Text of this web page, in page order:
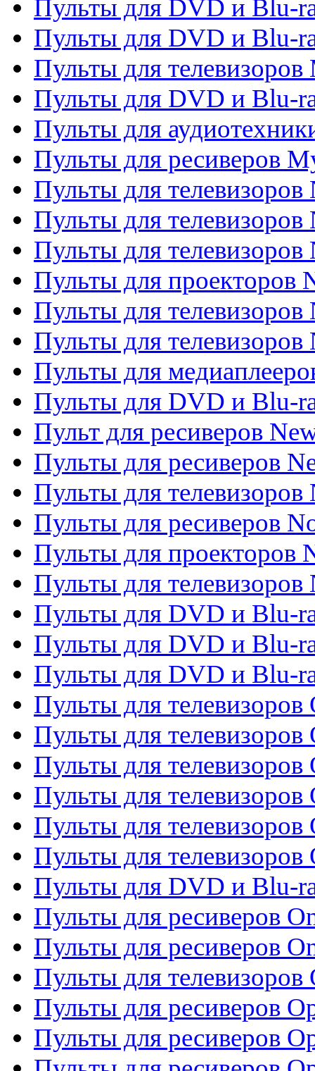
Пульты для DVD и Blu-
Пульты для DVD и Blu-
Пульты для телевизоров
Пульты для DVD и Blu-
Пульты для
Пульты для ресиверов
Пульты для телевизоров
Пульты для телевизоров
Пульты для телевизоров
Пульты для проекторов
Пульты для телевизоров
Пульты для телевизоров
Пульты для
Пульты для DVD и Blu-
Пульт для ресиверов
Пульты для ресиверов
Пульты для телевизоров
Пульты для ресиверов
Пульты для проекторов
Пульты для телевизоров
Пульты для DVD и Blu-
Пульты для DVD и Blu-
Пульты для DVD и Blu-
Пульты для телевизоров
Пульты для телевизоров
Пульты для телевизоров
Пульты для телевизоров
Пульты для телевизоров
Пульты для телевизоров
Пульты для DVD и Blu-
Пульты для ресиверов
Пульты для ресиверов
Пульты для телевизоров
Пульты для ресиверов
Пульты для ресиверов